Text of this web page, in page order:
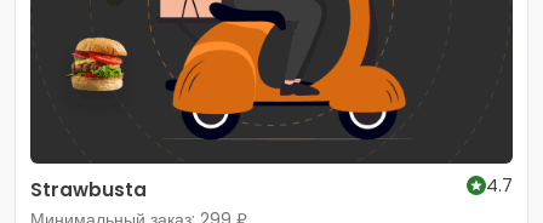
Strawbusta
4.7